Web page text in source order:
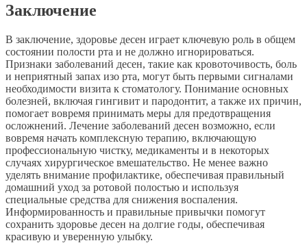
Заключение
В заключение, здоровье десен играет ключевую роль в общем
состоянии полости рта и не должно игнорироваться.
Признаки заболеваний десен, такие как кровоточивость, боль
и неприятный запах изо рта, могут быть первыми сигналами
необходимости визита к стоматологу. Понимание основных
болезней, включая гингивит и пародонтит, а также их причин,
помогает вовремя принимать меры для предотвращения
осложнений. Лечение заболеваний десен возможно, если
вовремя начать комплексную терапию, включающую
профессиональную чистку, медикаменты и в некоторых
случаях хирургическое вмешательство. Не менее важно
уделять внимание профилактике, обеспечивая правильный
домашний уход за ротовой полостью и используя
специальные средства для снижения воспаления.
Информированность и правильные привычки помогут
сохранить здоровье десен на долгие годы, обеспечивая
красивую и уверенную улыбку.